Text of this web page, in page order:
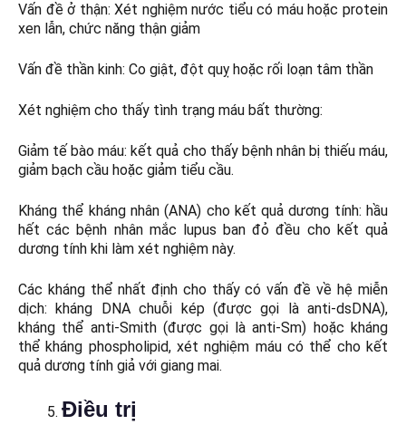
Vấn đề ở thận: Xét nghiệm nước tiểu có máu hoặc protein
xen lẫn, chức năng thận giảm
Vấn đề thần kinh: Co giật, đột quỵ hoặc rối loạn tâm thần
Xét nghiệm cho thấy tình trạng máu bất thường:
Giảm tế bào máu: kết quả cho thấy bệnh nhân bị thiếu máu,
giảm bạch cầu hoặc giảm tiểu cầu.
Kháng thể kháng nhân (ANA) cho kết quả dương tính: hầu
hết các bệnh nhân mắc lupus ban đỏ đều cho kết quả
dương tính khi làm xét nghiệm này.
Các kháng thể nhất định cho thấy có vấn đề về hệ miễn
dịch: kháng DNA chuỗi kép (được gọi là anti-dsDNA),
kháng thể anti-Smith (được gọi là anti-Sm) hoặc kháng
thể kháng phospholipid, xét nghiệm máu có thể cho kết
quả dương tính giả với giang mai.
Điều trị